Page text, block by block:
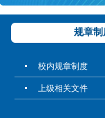
规章制
校内规章制度
上级相关文件